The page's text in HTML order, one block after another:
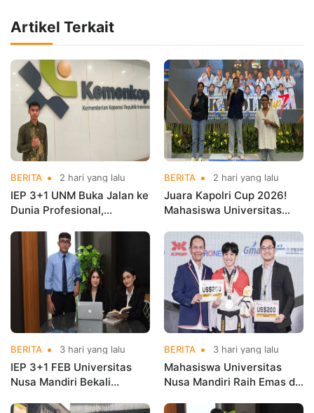
Artikel Terkait
BERITA 2 hari yang lalu
IEP 3+1 UNM Buka Jalan ke
Dunia Profesional,
Kementerian Koperasi
BERITA 2 hari yang lalu
Juara Kapolri Cup 2026!
Mahasiswa Universitas
Nama Kampus di Kejurnas
Taekwondo
BERITA 3 hari yang lalu
IEP 3+1 FEB Universitas
Nusa Mandiri Bekali
BERITA 3 hari yang lalu
Mahasiswa Universitas
Nusa Mandiri Raih Emas di